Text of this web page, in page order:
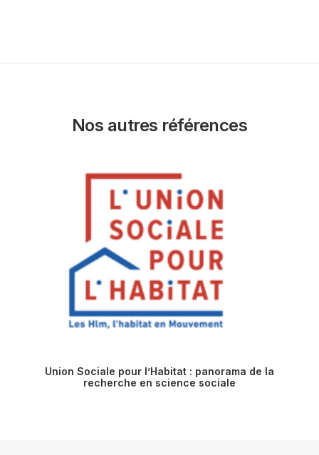
Nos autres références
Union Sociale pour l’Habitat : panorama de la
recherche en science sociale